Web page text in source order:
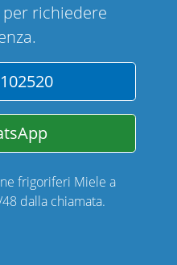
richiedere
frigoriferi Miele a
dalla chiamata.